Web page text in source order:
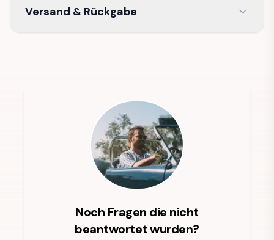
Versand & Rückgabe
Noch Fragen die nicht
beantwortet wurden?